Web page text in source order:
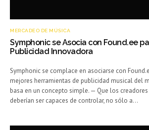
MERCADEO DE MÚSICA
Symphonic se Asocia con Found.ee
Publicidad Innovadora
Symphonic se complace en asociarse con
mejores herramientas de publicidad musical del
basa en un concepto simple. — Que los
deberían ser capaces de controlar, no sólo a…